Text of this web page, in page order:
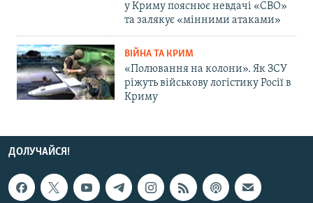
у Криму пояснює невдачі «СВО»
та залякує «мінними атаками»
ВІЙНА ТА КРИМ
«Полювання на колони». Як ЗСУ
ріжуть військову логістику Росії в
Криму
ДОЛУЧАЙСЯ!